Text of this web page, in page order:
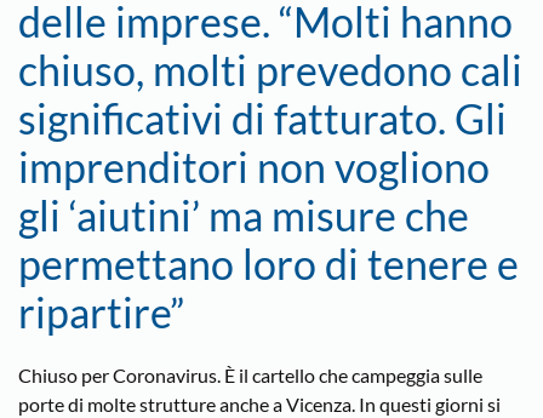
delle imprese. “Molti hanno
chiuso, molti prevedono cali
significativi di fatturato. Gli
imprenditori non vogliono
gli ‘aiutini’ ma misure che
permettano loro di tenere e
ripartire”
Chiuso per Coronavirus. È il cartello che campeggia sulle
porte di molte strutture anche a Vicenza. In questi giorni si